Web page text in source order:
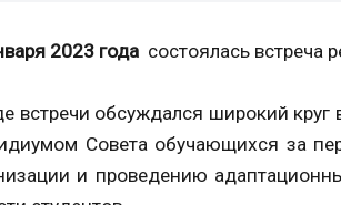
2023 года состоялась встреча
встречи обсуждался широкий
Совета обучающихся за
и проведению